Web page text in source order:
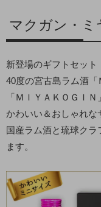
マクガン・ミ
新登場のギフトセット
40度の宮古島ラム酒
「ＭＩＹＡＫＯＧＩ
かわいい＆おしゃれな
国産ラム酒と琉球ク
ます。